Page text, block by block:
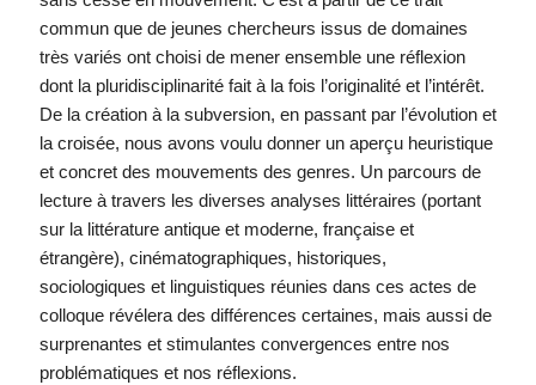
commun que de jeunes chercheurs issus de domaines
très variés ont choisi de mener ensemble une réflexion
dont la pluridisciplinarité fait à la fois l’originalité et l’intérêt.
De la création à la subversion, en passant par l’évolution et
la croisée, nous avons voulu donner un aperçu heuristique
et concret des mouvements des genres. Un parcours de
lecture à travers les diverses analyses littéraires (portant
sur la littérature antique et moderne, française et
étrangère), cinématographiques, historiques,
sociologiques et linguistiques réunies dans ces actes de
colloque révélera des différences certaines, mais aussi de
surprenantes et stimulantes convergences entre nos
problématiques et nos réflexions.